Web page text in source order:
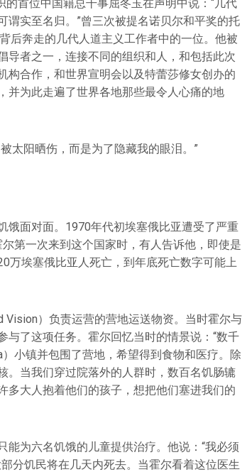
首位中国籍总干事屈冬玉在声明中说：“几代
谓实至名归。”曾三次被提名诺贝尔和平奖的托
后奔走的几代人道主义工作者中的一位。他被
导者之一，连接不同的组织和人，和包括此次
构合作，和世界宣明会以及特蕾莎修女创办的
并为此走遍了世界各地那些最令人心痛的地
太阳晒伤，而是为了隐藏我的眼泪。”
饿面对面。1970年代初埃塞俄比亚遭受了严重
第一次来到这个国家时，有人告诉他，即使是
万埃塞俄比亚人死亡，到年底死亡数字可能上
）负责运营的营地运送物资。当时霍尔与
了这项任务。霍尔回忆当时的情景说：“数千
小镇并包围了营地，希望得到食物和医疗。除
。当我们穿过院落外的人群时，数百名饥肠辘
多大人抱着他们的孩子，想把他们塞进我们的
为六名饥饿的儿童提供治疗。他说：“我必须
分饥民将在几天内死去。当霍尔看着这位医生